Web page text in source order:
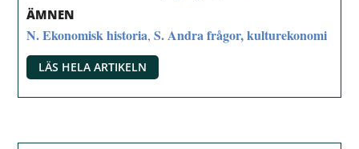
ÄMNEN
N. Ekonomisk historia,S. Andra frågor, kulturekonomi
LÄS HELA ARTIKELN